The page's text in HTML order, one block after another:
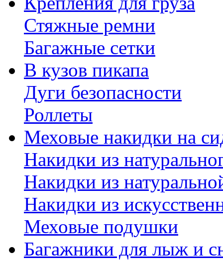
Стяжные ремни
Багажные сетки
В кузов пикапа
Дуги безопасности
Роллеты
Меховые накидки на
Накидки из
Накидки из
Накидки из
Меховые подушки
Багажники для лыж и